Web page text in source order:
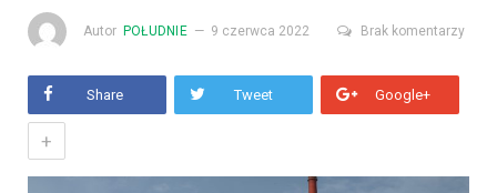
Autor POŁUDNIE 9 czerwca 2022 Brak komentarzy
Share Tweet Google+
+